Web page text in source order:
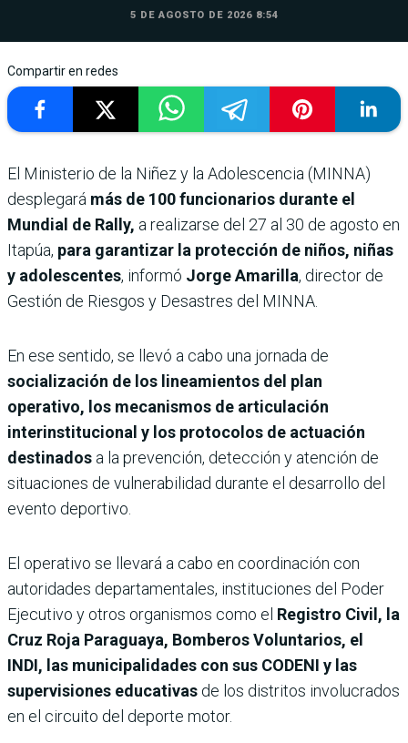
5 DE AGOSTO DE 2026 8:54
Compartir en redes
El Ministerio de la Niñez y la Adolescencia (MINNA)
desplegará más de 100 funcionarios durante el
Mundial de Rally, a realizarse del 27 al 30 de agosto en
Itapúa, para garantizar la protección de niños, niñas
y adolescentes, informó Jorge Amarilla, director de
Gestión de Riesgos y Desastres del MINNA.
En ese sentido, se llevó a cabo una jornada de
socialización de los lineamientos del plan
operativo, los mecanismos de articulación
interinstitucional y los protocolos de actuación
destinados a la prevención, detección y atención de
situaciones de vulnerabilidad durante el desarrollo del
evento deportivo.
El operativo se llevará a cabo en coordinación con
autoridades departamentales, instituciones del Poder
Ejecutivo y otros organismos como el Registro Civil, la
Cruz Roja Paraguaya, Bomberos Voluntarios, el
INDI, las municipalidades con sus CODENI y las
supervisiones educativas de los distritos involucrados
en el circuito del deporte motor.